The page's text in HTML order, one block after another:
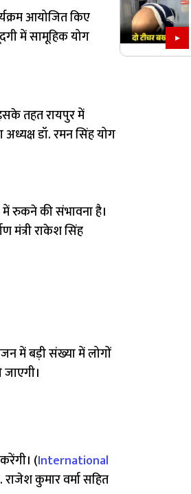
आयोजित किए
में सामूहिक योग
तहत रायपुर में
डॉ. रमन सिंह योग
में रुकने की संभावना है।
मंत्री राकेश सिंह
में बड़ी संख्या में लोगों
करेंगी। (International
राजेश कुमार वर्मा सहित